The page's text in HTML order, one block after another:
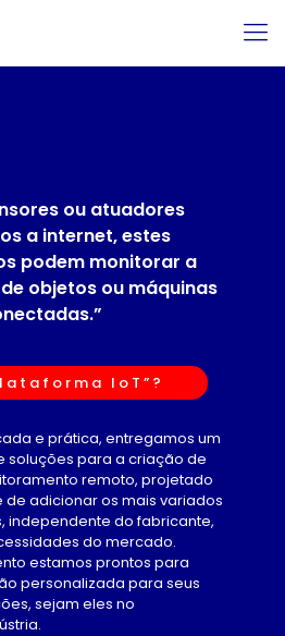
ou atuadores
a internet, estes
podem monitorar a
objetos ou máquinas
IoT”?
e prática, entregamos um
soluções para a criação de
remoto, projetado
adicionar os mais variados
independente do fabricante,
do mercado.
estamos prontos para
personalizada para seus
sejam eles no